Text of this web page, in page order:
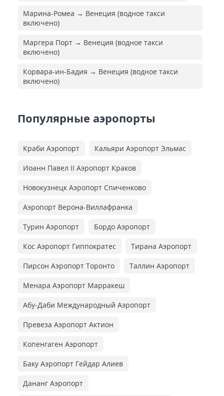
Марина-Ромеа → Венеция (водное такси
включено)
Маргера Порт → Венеция (водное такси
включено)
Корвара-ин-Бадия → Венеция (водное такси
включено)
Популярные аэропорты
Краби Аэропорт Кальяри Аэропорт Эльмас
Иоанн Павел II Аэропорт Краков
Новокузнецк Аэропорт Спиченково
Аэропорт Верона-Виллафранка
Турин Аэропорт Бордо Аэропорт
Кос Аэропорт Гиппократес Тирана Аэропорт
Пирсон Аэропорт Торонто Таллин Аэропорт
Менара Аэропорт Марракеш
Абу-Даби Международный Аэропорт
Превеза Аэропорт Актион
Копенгаген Аэропорт
Баку Аэропорт Гейдар Алиев
Дананг Аэропорт